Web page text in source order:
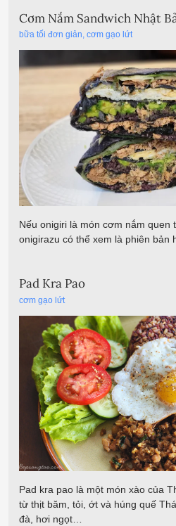
Cơm Nắm Sandwich Nhật
bữa tối đơn giản, cơm gạo lứt
Nếu onigiri là món cơm nắm quen
onigirazu có thể xem là phiên bản
Pad Kra Pao
cơm gạo lứt
Pad kra pao là một món xào của
từ thịt băm, tỏi, ớt và húng quế
đà, hơi ngọt…